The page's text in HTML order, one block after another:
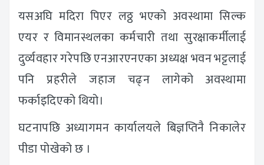
यसअघि मदिरा पिएर लठ्ठ भएको अवस्थामा सिल्क
एयर र विमानस्थलका कर्मचारी तथा सुरक्षाकर्मीलाई
दुर्व्यवहार गरेपछि एनआरएनएका अध्यक्ष भवन भट्टलाई
पनि प्रहरीले जहाज चढ्न लागेको अवस्थामा
फर्काइदिएको थियो।
घटनापछि अध्यागमन कार्यालयले बिज्ञप्तिनै निकालेर
पीडा पोखेको छ ।